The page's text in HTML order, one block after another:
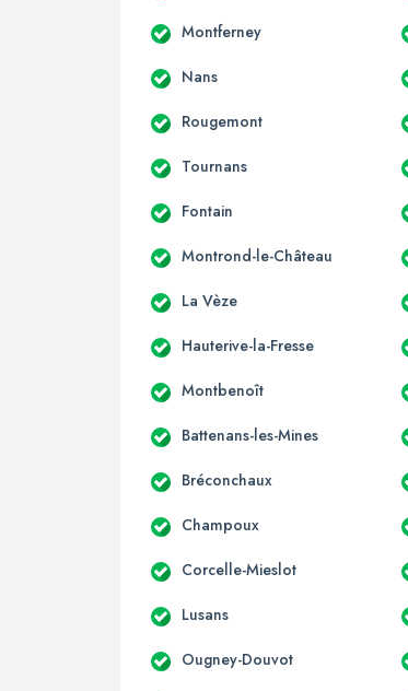
Montferney
Nans
Rougemont
Tournans
Fontain
Montrond-le-Château
La Vèze
Hauterive-la-Fresse
Montbenoît
Battenans-les-Mines
Bréconchaux
Champoux
Corcelle-Mieslot
Lusans
Ougney-Douvot